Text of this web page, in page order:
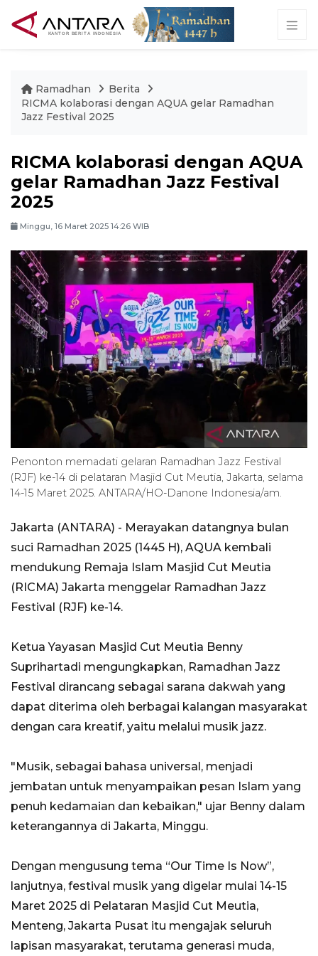
Ramadhan
Berita
RICMA kolaborasi dengan AQUA gelar Ramadhan
Jazz Festival 2025
RICMA kolaborasi dengan AQUA
gelar Ramadhan Jazz Festival
2025
Minggu, 16 Maret 2025 14:26 WIB
Penonton memadati gelaran Ramadhan Jazz Festival
(RJF) ke-14 di pelataran Masjid Cut Meutia, Jakarta, selama
14-15 Maret 2025. ANTARA/HO-Danone Indonesia/am.
Jakarta (ANTARA) - Merayakan datangnya bulan
suci Ramadhan 2025 (1445 H), AQUA kembali
mendukung Remaja Islam Masjid Cut Meutia
(RICMA) Jakarta menggelar Ramadhan Jazz
Festival (RJF) ke-14.
Ketua Yayasan Masjid Cut Meutia Benny
Suprihartadi mengungkapkan, Ramadhan Jazz
Festival dirancang sebagai sarana dakwah yang
dapat diterima oleh berbagai kalangan masyarakat
dengan cara kreatif, yaitu melalui musik jazz.
"Musik, sebagai bahasa universal, menjadi
jembatan untuk menyampaikan pesan Islam yang
penuh kedamaian dan kebaikan," ujar Benny dalam
keterangannya di Jakarta, Minggu.
Dengan mengusung tema “Our Time Is Now”,
lanjutnya, festival musik yang digelar mulai 14-15
Maret 2025 di Pelataran Masjid Cut Meutia,
Menteng, Jakarta Pusat itu mengajak seluruh
lapisan masyarakat, terutama generasi muda,